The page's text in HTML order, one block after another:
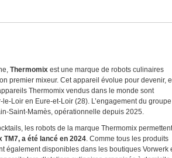
Thermomix est une marque de robots culinaires
premier mixeur. Cet appareil évolue pour devenir,
Thermomix vendus dans le monde sont
Loir en Eure-et-Loir (28). L’engagement du groupe
Saint-Mamès, opérationnelle depuis 2025.
les robots de la marque Thermomix permettent
TM7, a été lancé en 2024. Comme tous les produits
également disponibles dans les boutiques Vorwerk